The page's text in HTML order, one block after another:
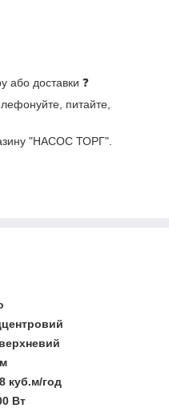
доставки ❓
питайте,
"НАСОС ТОРГ".
куб.м/год
Вт